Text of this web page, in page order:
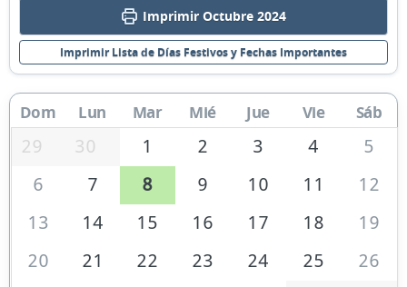
Imprimir Octubre 2024
Imprimir Lista de Días Festivos y Fechas Importantes
Dom Lun Mar Mié Jue Vie Sáb
29 30 1 2 3 4
5
6
7 8 9 10 11
12
13
14 15 16 17 18
19
20
21 22 23 24 25
26